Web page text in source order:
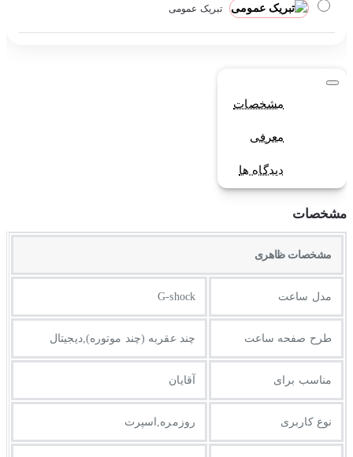
تبریک عمومی
مشخصات
معرفی
دیدگاه ها
مشخصات
مشخصات ظاهری
مدل ساعت G-shock
طرح صفحه ساعت چند عقربه (چند موتوره),دیجیتال
مناسب برای آقایان
نوع کاربری روزمره,اسپرت